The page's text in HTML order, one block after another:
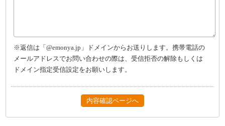
※返信は「@emonya.jp」ドメインからお送りします。携帯電話の
メールアドレスでお問い合わせの際は、受信拒否の解除もしくは
ドメイン指定受信設定をお願いします。